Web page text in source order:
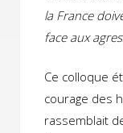
la France
face aux
Ce colloque
courage des
rassemblait